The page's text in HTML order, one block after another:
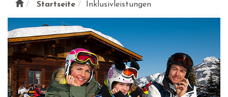
Startseite Inklusivleistungen